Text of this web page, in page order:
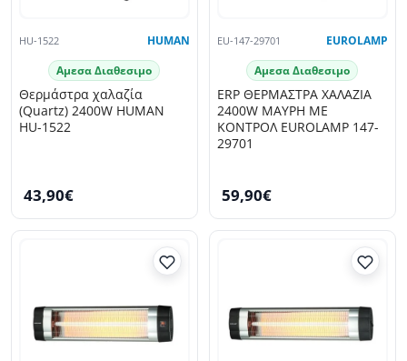
HU-1522 HUMAN
Αμεσα Διαθεσιμο
Θερμάστρα χαλαζία
(Quartz) 2400W HUMAN
HU-1522
43,90€
EU-147-29701 EUROLAMP
Αμεσα Διαθεσιμο
ERP ΘΕΡΜΑΣΤΡΑ ΧΑΛΑΖΙΑ
2400W ΜΑΥΡΗ ΜΕ
ΚΟΝΤΡΟΛ EUROLAMP 147-
29701
59,90€